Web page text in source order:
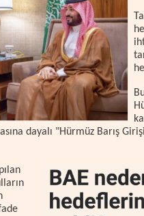
dayalı "Hürmüz Barış